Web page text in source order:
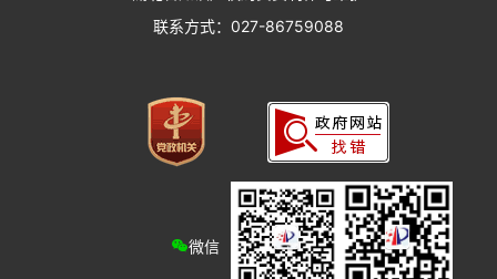
联系方式：027-86759088
微信